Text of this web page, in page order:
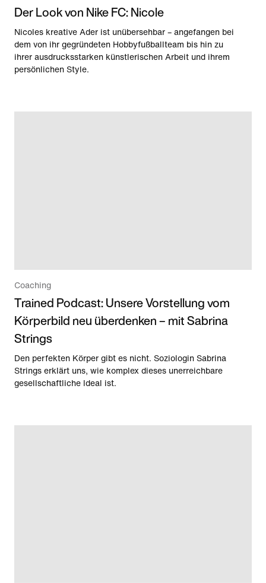
Der Look von Nike FC: Nicole
Nicoles kreative Ader ist unübersehbar – angefangen bei
dem von ihr gegründeten Hobbyfußballteam bis hin zu
ihrer ausdrucksstarken künstlerischen Arbeit und ihrem
persönlichen Style.
Coaching
Trained Podcast: Unsere Vorstellung vom
Körperbild neu überdenken – mit Sabrina
Strings
Den perfekten Körper gibt es nicht. Soziologin Sabrina
Strings erklärt uns, wie komplex dieses unerreichbare
gesellschaftliche Ideal ist.